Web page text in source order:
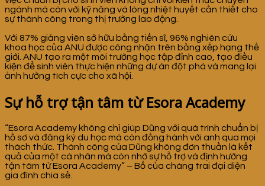
ngành mà còn với kỹ năng và lòng nhiệt huyết cần thiết cho
sự thành công trong thị trường lao động.
Với 87% giảng viên sở hữu bằng tiến sĩ, 96% nghiên cứu
khoa học của ANU được công nhận trên bảng xếp hạng thế
giới. ANU tạo ra một môi trường học tập đỉnh cao, tạo điều
kiện để sinh viên thực hiện những dự án đột phá và mang lại
ảnh hưởng tích cực cho xã hội.
Sự hỗ trợ tận tâm từ Esora Academy
“Esora Academy không chỉ giúp Dũng với quá trình chuẩn bị
hồ sơ và đăng ký du học mà còn đồng hành với anh qua mọi
thách thức. Thành công của Dũng không đơn thuần là kết
quả của một cá nhân mà còn nhờ sự hỗ trợ và định hướng
tận tâm từ Esora Academy” – Bố của chàng trai đại diện
gia đình chia sẻ.